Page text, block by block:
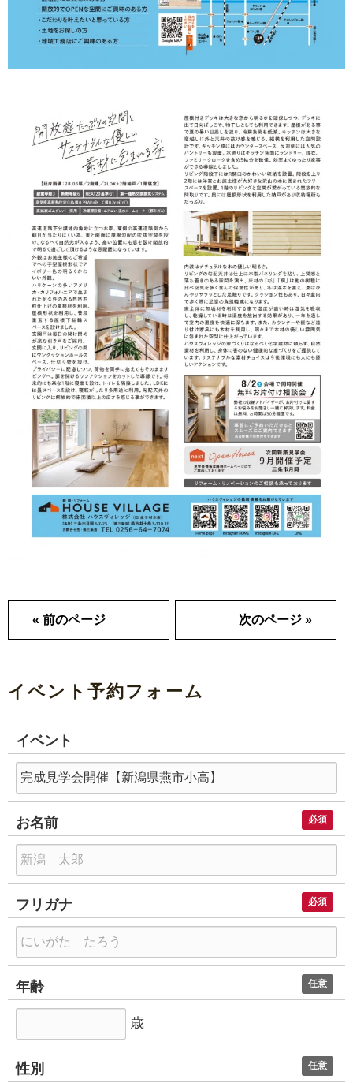
« 前のページ 次のページ »
イベント予約フォーム
イベント
お名前 必須
お
名
前
フリガナ 必須
フ
リ
ガ
ナ
年齢 任意
齢
歳
性別 任意